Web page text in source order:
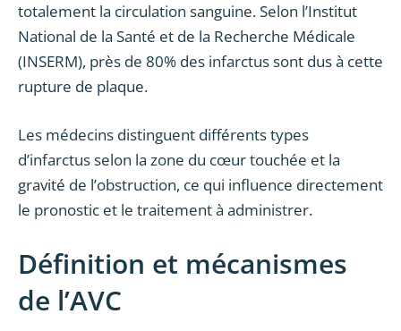
totalement la circulation sanguine. Selon l’Institut
National de la Santé et de la Recherche Médicale
(INSERM), près de 80% des infarctus sont dus à cette
rupture de plaque.
Les médecins distinguent différents types
d’infarctus selon la zone du cœur touchée et la
gravité de l’obstruction, ce qui influence directement
le pronostic et le traitement à administrer.
Définition et mécanismes
de l’AVC